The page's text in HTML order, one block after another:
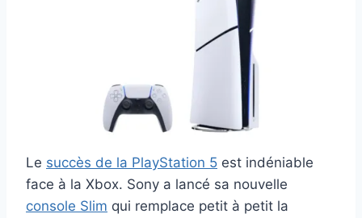
Le succès de la PlayStation 5 est indéniable
face à la Xbox. Sony a lancé sa nouvelle
console Slim qui remplace petit à petit la